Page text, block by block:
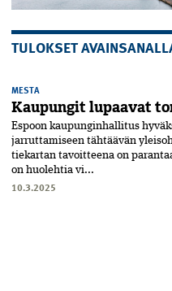
TULOKSET
MESTA
Kaupungit lupaavat
Espoon kaupunginhallitus
jarruttamiseen tähtäävän
tiekartan tavoitteena on
on huolehtia vi...
10.3.2025